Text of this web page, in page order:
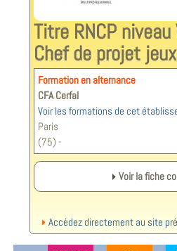
Titre RNCP
Chef de projet
Formation en alternance
CFA Cerfal
Voir les formations de cet
Paris
(75) -
Voir la fiche
Accédez directement au site